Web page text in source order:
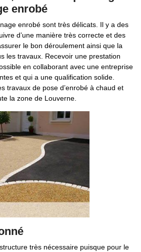
enrobé
enrobé sont très délicats. Il y a des
d’une manière très correcte et des
le bon déroulement ainsi que la
les travaux. Recevoir une prestation
en collaborant avec une entreprise
et qui a une qualification solide.
travaux de pose d’enrobé à chaud et
la zone de Louverne.
très nécessaire puisque pour le